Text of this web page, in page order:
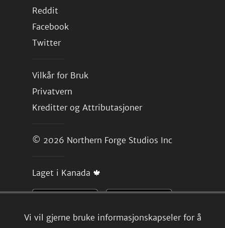
Vi vil gjerne bruke informasjonskapseler for å
Reddit
Facebook
Twitter
Vilkår for Bruk
Privatvern
Kreditter og Attributasjoner
© 2026 Northern Forge Studios Inc
Laget i Kanada 🍁